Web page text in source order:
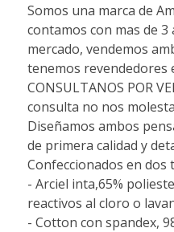
Somos una marca de
contamos con mas de
mercado, vendemos
tenemos revendedores
CONSULTANOS POR
consulta no nos
Diseñamos ambos
de primera calidad y
Confeccionados en dos
- Arciel inta,65%
reactivos al cloro o
- Cotton con spandex,